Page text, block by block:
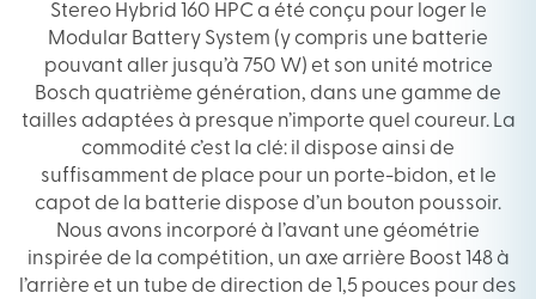
Stereo Hybrid 160 HPC a été conçu pour loger le
Modular Battery System (y compris une batterie
pouvant aller jusqu’à 750 W) et son unité motrice
Bosch quatrième génération, dans une gamme de
tailles adaptées à presque n’importe quel coureur. La
commodité c’est la clé: il dispose ainsi de
suffisamment de place pour un porte-bidon, et le
capot de la batterie dispose d’un bouton poussoir.
Nous avons incorporé à l’avant une géométrie
inspirée de la compétition, un axe arrière Boost 148 à
l’arrière et un tube de direction de 1,5 pouces pour des